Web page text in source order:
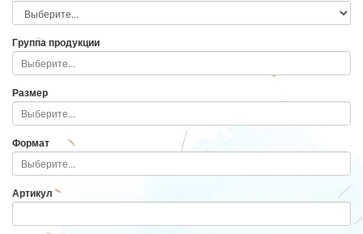
Группа продукции
Размер
Формат
Артикул